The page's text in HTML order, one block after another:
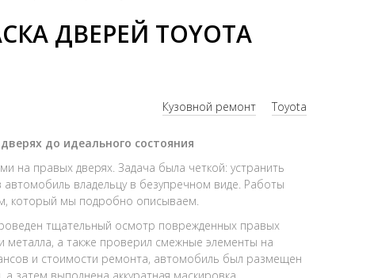
ДВЕРЕЙ TOYOTA
Кузовной ремонт Toyota
до идеального состояния
на правых дверях. Задача была четкой: устранить
владельцу в безупречном виде. Работы
который мы подробно описываем.
тщательный осмотр поврежденных правых
металла, а также проверил смежные элементы на
и стоимости ремонта, автомобиль был размещен